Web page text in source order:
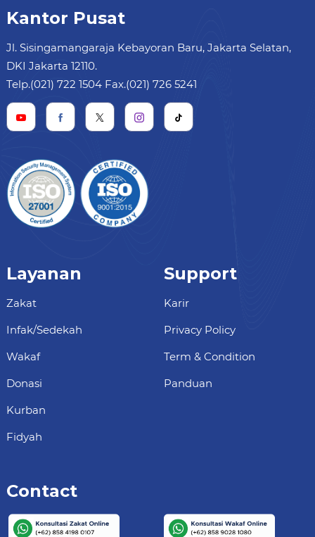
Kantor Pusat
Jl. Sisingamangaraja Kebayoran Baru, Jakarta Selatan,
DKI Jakarta 12110.
Telp.(021) 722 1504 Fax.(021) 726 5241
Layanan
Zakat
Infak/Sedekah
Wakaf
Donasi
Kurban
Fidyah
Support
Karir
Privacy Policy
Term & Condition
Panduan
Contact